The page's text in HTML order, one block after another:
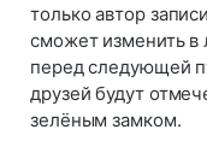
только автор
сможет изменить
перед следующей
друзей будут
зелёным замком.